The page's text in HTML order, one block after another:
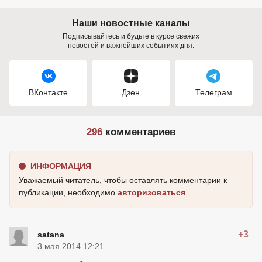
Наши новостные каналы
Подписывайтесь и будьте в курсе свежих
новостей и важнейших событиях дня.
ВКонтакте Дзен Телеграм
296 комментариев
ИНФОРМАЦИЯ
Уважаемый читатель, чтобы оставлять комментарии к
публикации, необходимо авторизоваться
satana +3
3 мая 2014 12:21